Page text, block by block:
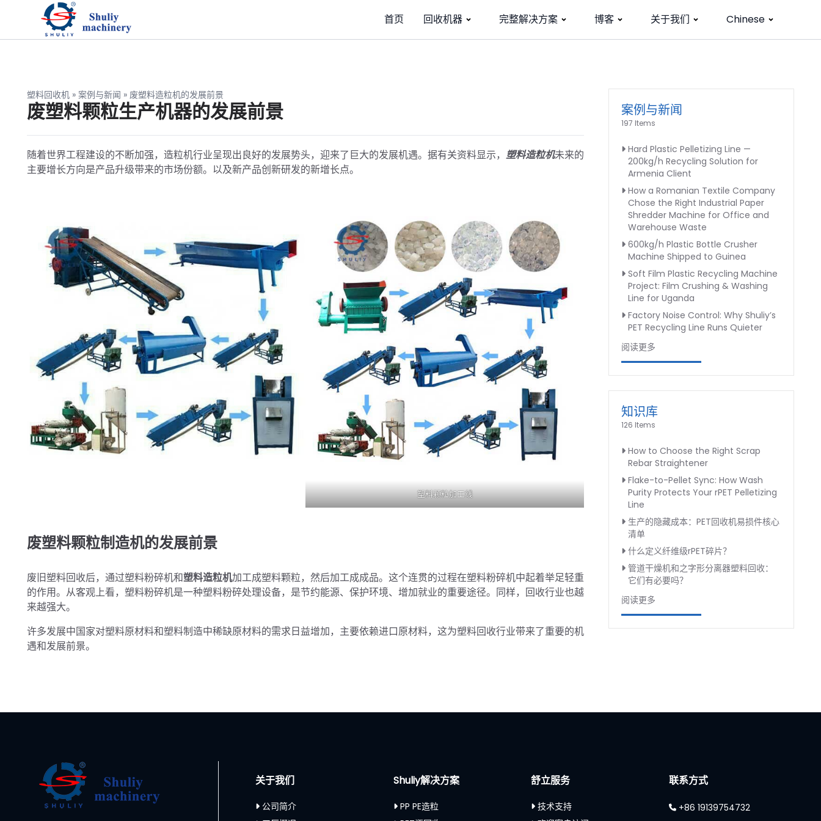
首页 回收机器 完整解决方案 博客 关于我们 Chinese
塑料回收机 » 案例与新闻 » 废塑料造粒机的发展前景
废塑料颗粒生产机器的发展前景
随着世界工程建设的不断加强，造粒机行业呈现出良好的发展势头，迎来了巨大的发展机遇。据有关资料显示， 塑料造粒机未来的
主要增长方向是产品升级带来的市场份额。以及新产品创新研发的新增长点。
塑料颗粒加工线
废塑料颗粒制造机的发展前景
废旧塑料回收后，通过塑料粉碎机和塑料造粒机加工成塑料颗粒，然后加工成成品。这个连贯的过程在塑料粉碎机中起着举足轻重
的作用。从客观上看，塑料粉碎机是一种塑料粉碎处理设备，是节约能源、保护环境、增加就业的重要途径。同样，回收行业也越
来越强大。
许多发展中国家对塑料原材料和塑料制造中稀缺原材料的需求日益增加，主要依赖进口原材料，这为塑料回收行业带来了重要的机
遇和发展前景。
案例与新闻
197 Items
Hard Plastic Pelletizing Line —
200kg/h Recycling Solution for
Armenia Client
How a Romanian Textile Company
Chose the Right Industrial Paper
Shredder Machine for Office and
Warehouse Waste
600kg/h Plastic Bottle Crusher
Machine Shipped to Guinea
Soft Film Plastic Recycling Machine
Project: Film Crushing & Washing
Line for Uganda
Factory Noise Control: Why Shuliy’s
PET Recycling Line Runs Quieter
阅读更多
知识库
126 Items
How to Choose the Right Scrap
Rebar Straightener
Flake-to-Pellet Sync: How Wash
Purity Protects Your rPET Pelletizing
Line
生产的隐藏成本：PET回收机易损件核心
清单
什么定义纤维级rPET碎片？
管道干燥机和之字形分离器塑料回收：
它们有必要吗？
阅读更多
关于我们
公司简介
Shuliy解决方案
PP PE造粒
舒立服务
技术支持
联系方式
+86 19139754732